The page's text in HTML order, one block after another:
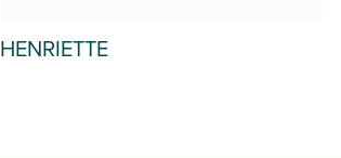
HENRIETTE